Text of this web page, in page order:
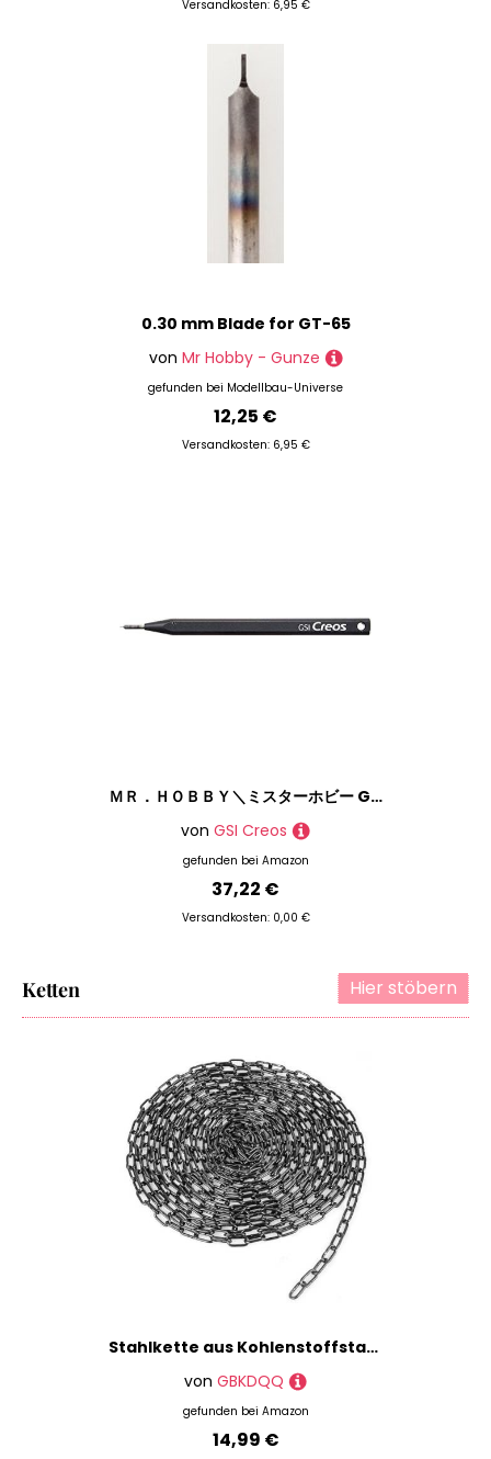
Versandkosten: 6,95 €
0.30 mm Blade for GT-65
von Mr Hobby - Gunze
gefunden bei Modellbau-Universe
12,25 €
Versandkosten: 6,95 €
ＭＲ．ＨＯＢＢＹ＼ミスターホビー GT65 Mr. Line Chisel, GTool, Meißel, Werkzeug für Modellbau, Präzisionsklinge zum Schnitzen von Linien Schlieren Gravuren, 0,3 mm Klinge, Austauschbar, Schwarz, Kunststoff, Metall
von GSI Creos
gefunden bei Amazon
37,22 €
Versandkosten: 0,00 €
Hier stöbern
Ketten
Stahlkette aus Kohlenstoffstahl, 10m 3mm Starke Stahlkette, Metall Gliederkette, Kette Schwarz für Hundekette, Absperrketten, Schaukelkette, Hängesessel, Kronleuchter
von GBKDQQ
gefunden bei Amazon
14,99 €